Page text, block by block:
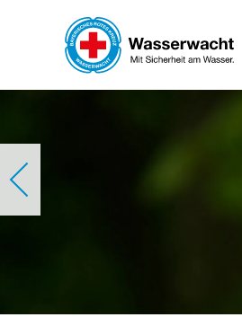
Skip to main content